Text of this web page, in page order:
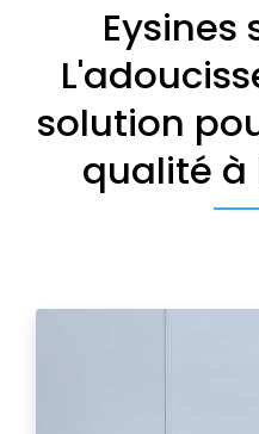
Eysines
solution
qualité à